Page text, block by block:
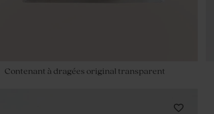
Contenant à dragées original transparent